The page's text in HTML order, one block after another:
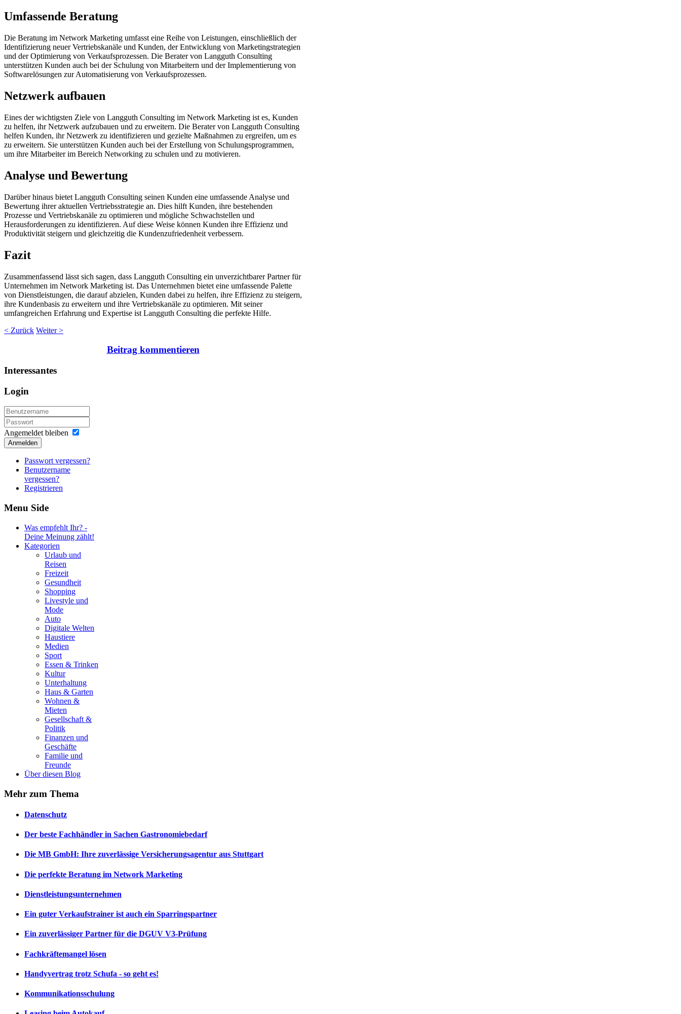
Umfassende Beratung
Die Beratung im Network Marketing umfasst eine Reihe von Leistungen, einschließlich der
Identifizierung neuer Vertriebskanäle und Kunden, der Entwicklung von Marketingstrategien
und der Optimierung von Verkaufsprozessen. Die Berater von Langguth Consulting
unterstützen Kunden auch bei der Schulung von Mitarbeitern und der Implementierung von
Softwarelösungen zur Automatisierung von Verkaufsprozessen.
Netzwerk aufbauen
Eines der wichtigsten Ziele von Langguth Consulting im Network Marketing ist es, Kunden
zu helfen, ihr Netzwerk aufzubauen und zu erweitern. Die Berater von Langguth Consulting
helfen Kunden, ihr Netzwerk zu identifizieren und gezielte Maßnahmen zu ergreifen, um es
zu erweitern. Sie unterstützen Kunden auch bei der Erstellung von Schulungsprogrammen,
um ihre Mitarbeiter im Bereich Networking zu schulen und zu motivieren.
Analyse und Bewertung
Darüber hinaus bietet Langguth Consulting seinen Kunden eine umfassende Analyse und
Bewertung ihrer aktuellen Vertriebsstrategie an. Dies hilft Kunden, ihre bestehenden
Prozesse und Vertriebskanäle zu optimieren und mögliche Schwachstellen und
Herausforderungen zu identifizieren. Auf diese Weise können Kunden ihre Effizienz und
Produktivität steigern und gleichzeitig die Kundenzufriedenheit verbessern.
Fazit
Zusammenfassend lässt sich sagen, dass Langguth Consulting ein unverzichtbarer Partner für
Unternehmen im Network Marketing ist. Das Unternehmen bietet eine umfassende Palette
von Dienstleistungen, die darauf abzielen, Kunden dabei zu helfen, ihre Effizienz zu steigern,
ihre Kundenbasis zu erweitern und ihre Vertriebskanäle zu optimieren. Mit seiner
umfangreichen Erfahrung und Expertise ist Langguth Consulting die perfekte Hilfe.
< Zurück Weiter >
Beitrag kommentieren
Interessantes
Login
Angemeldet bleiben
Anmelden
Passwort vergessen?
Benutzername
vergessen?
Registrieren
Menu Side
Was empfehlt Ihr? -
Deine Meinung zählt!
Kategorien
Urlaub und
Reisen
Freizeit
Gesundheit
Shopping
Livestyle und
Mode
Auto
Digitale Welten
Haustiere
Medien
Sport
Essen & Trinken
Kultur
Unterhaltung
Haus & Garten
Wohnen &
Mieten
Gesellschaft &
Politik
Finanzen und
Geschäfte
Familie und
Freunde
Über diesen Blog
Mehr zum Thema
Datenschutz
Der beste Fachhändler in Sachen Gastronomiebedarf
Die MB GmbH: Ihre zuverlässige Versicherungsagentur aus Stuttgart
Die perfekte Beratung im Network Marketing
Dienstleistungsunternehmen
Ein guter Verkaufstrainer ist auch ein Sparringspartner
Ein zuverlässiger Partner für die DGUV V3-Prüfung
Fachkräftemangel lösen
Handyvertrag trotz Schufa - so geht es!
Kommunikationsschulung